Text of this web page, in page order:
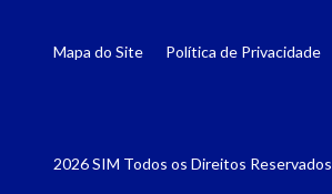
Mapa do Site Política de Privacidade
2026 SIM Todos os Direitos Reservados